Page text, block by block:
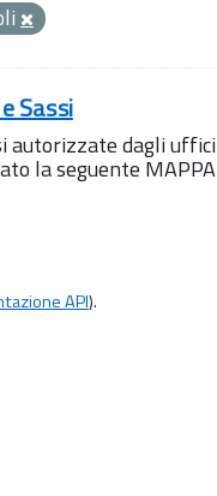
Sassi
autorizzate dagli uffici
la seguente MAPPA
API).